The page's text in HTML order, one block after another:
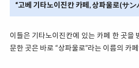
“고베 기타노이진칸 카페, 상파울로(サ
이들은 기타노이진칸에 있는 카페 한 곳을
문한 곳은 바로 “상파울로”라는 이름의 카